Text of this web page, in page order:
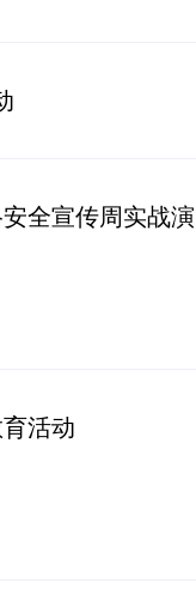
全宣传周实战演
活动